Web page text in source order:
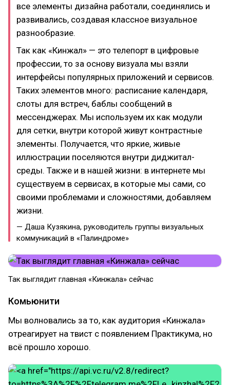
все элементы дизайна работали, соединялись и
развивались, создавая классное визуальное
разнообразие.
Так как «Кинжал» — это телепорт в цифровые
профессии, то за основу визуала мы взяли
интерфейсы популярных приложений и сервисов.
Таких элементов много: расписание календаря,
слоты для встреч, баблы сообщений в
мессенджерах. Мы используем их как модули
для сетки, внутри которой живут контрастные
элементы. Получается, что яркие, живые
иллюстрации поселяются внутри диджитал-
среды. Также и в нашей жизни: в интернете мы
существуем в сервисах, в которые мы сами, со
своими проблемами и сложностями, добавляем
жизни.
— Даша Кузякина, руководитель группы визуальных
коммуникаций в «Палиндроме»
Так выглядит главная «Кинжала» сейчас
Комьюнити
Мы волновались за то, как аудитория «Кинжала»
отреагирует на твист с появлением Практикума, но
всё прошло хорошо.